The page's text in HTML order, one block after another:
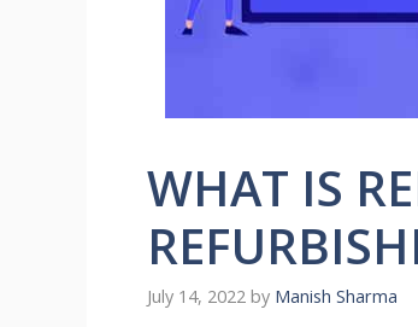
WHAT IS
July 14, 2022 by Manish Sharma